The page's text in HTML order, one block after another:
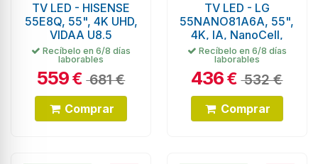
TV LED - HISENSE
55E8Q, 55", 4K UHD,
VIDAA U8.5
Recíbelo en 6/8 días
laborables
559€ 681 €
Comprar
TV LED - LG
55NANO81A6A, 55",
4K, IA, NanoCell,
Dolby Digital
Recíbelo en 6/8 días
laborables
436€ 532 €
Comprar